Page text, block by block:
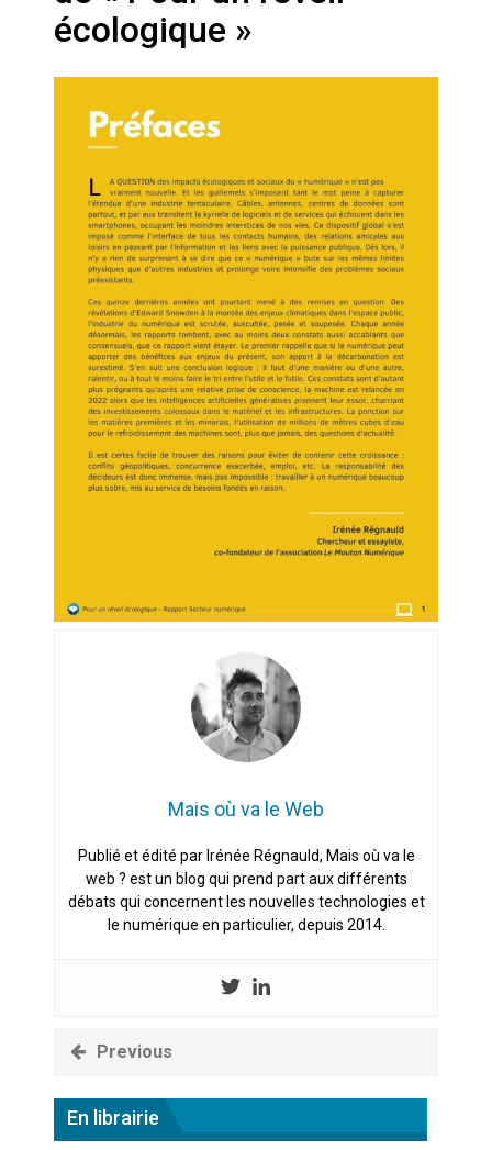
des perroquets
Les syndicats, (tout) contre l’IA
En Seine-et-Marne, le projet de
Campus IA doit sortir des
champs : « On impose et copie
le gigantisme états-unien »
Addendum sur les machines à
laver, et l’intelligence artificielle
La vaste blague du macronisme
crypto-spatial
écologique »
Mais où va le Web
Publié et édité par Irénée Régnauld, Mais où va le
web ? est un blog qui prend part aux différents
débats qui concernent les nouvelles technologies et
le numérique en particulier, depuis 2014.
Previous
En librairie